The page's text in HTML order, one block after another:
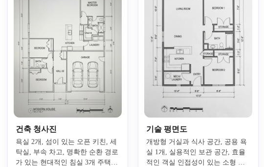
건축 청사진
욕실 2개, 섬이 있는 오픈 키친, 세
탁실, 부속 차고, 명확한 순환 경로
가 있는 현대적인 침실 3개 주택에
기술 평면도
개방형 거실과 식사 공간, 공용 욕
실 1개, 실용적인 보관 공간, 효율
적인 객실 인접성이 있는 소형 침